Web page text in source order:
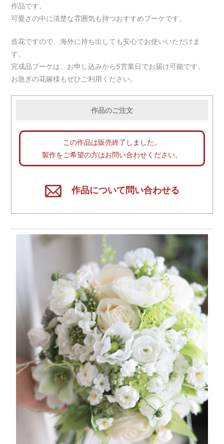
作品です。
可愛さの中に清楚な雰囲気も持つおすすめブーケです。
造花ですので、海外に持ち出しても安心でお使いいただけま
す。
完成品ブーケは、お申し込みから5営業日でお届け可能です。
お急ぎの花嫁様もぜひご利用ください。
作品のご注文
この作品は販売終了しました。
製作をご希望の方はお問い合わせください。
作品について問い合わせる